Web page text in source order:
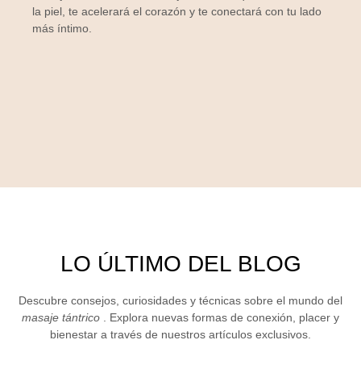
la piel, te acelerará el corazón y te conectará con tu lado
más íntimo.
LO ÚLTIMO DEL BLOG
Descubre consejos, curiosidades y técnicas sobre el mundo del
masaje tántrico . Explora nuevas formas de conexión, placer y
bienestar a través de nuestros artículos exclusivos.